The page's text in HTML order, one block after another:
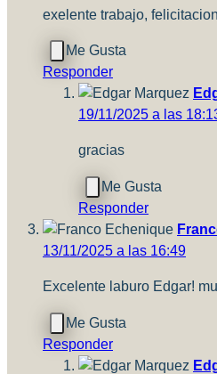
exelente trabajo,
Responder
19/11/2025 a las
gracias
Responder
13/11/2025 a las 16:49
Excelente laburo Edgar!
Responder